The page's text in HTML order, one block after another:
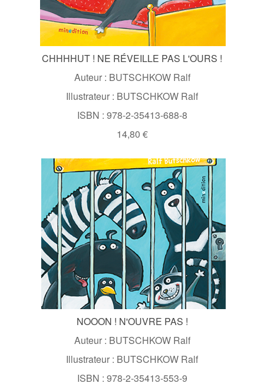
CHHHHUT ! NE RÉVEILLE PAS L'OURS !
Auteur : BUTSCHKOW Ralf
Illustrateur : BUTSCHKOW Ralf
ISBN : 978-2-35413-688-8
14,80 €
NOOON ! N'OUVRE PAS !
Auteur : BUTSCHKOW Ralf
Illustrateur : BUTSCHKOW Ralf
ISBN : 978-2-35413-553-9